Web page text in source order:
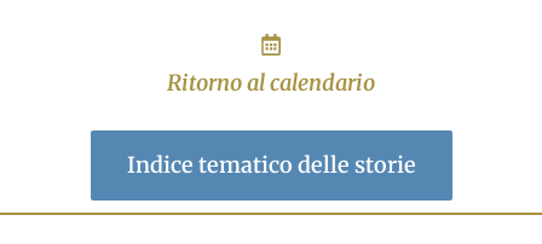
Ritorno al calendario
Indice tematico delle storie